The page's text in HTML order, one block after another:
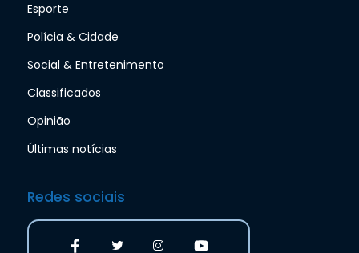
Esporte
Polícia & Cidade
Social & Entretenimento
Classificados
Opinião
Últimas notícias
Redes sociais